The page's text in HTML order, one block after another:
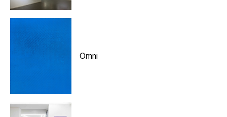
Omni